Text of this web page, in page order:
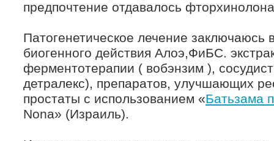
предпочтение отдавалось
Патогенетическое лечение заключаюсь
биогенного действия Алоэ,ФиБС.
ферментотерапии ( вобэнзим ),
детралекс), препаратов, улучшающих
простаты с использованием «Батьзама
Nona» (Израиль).